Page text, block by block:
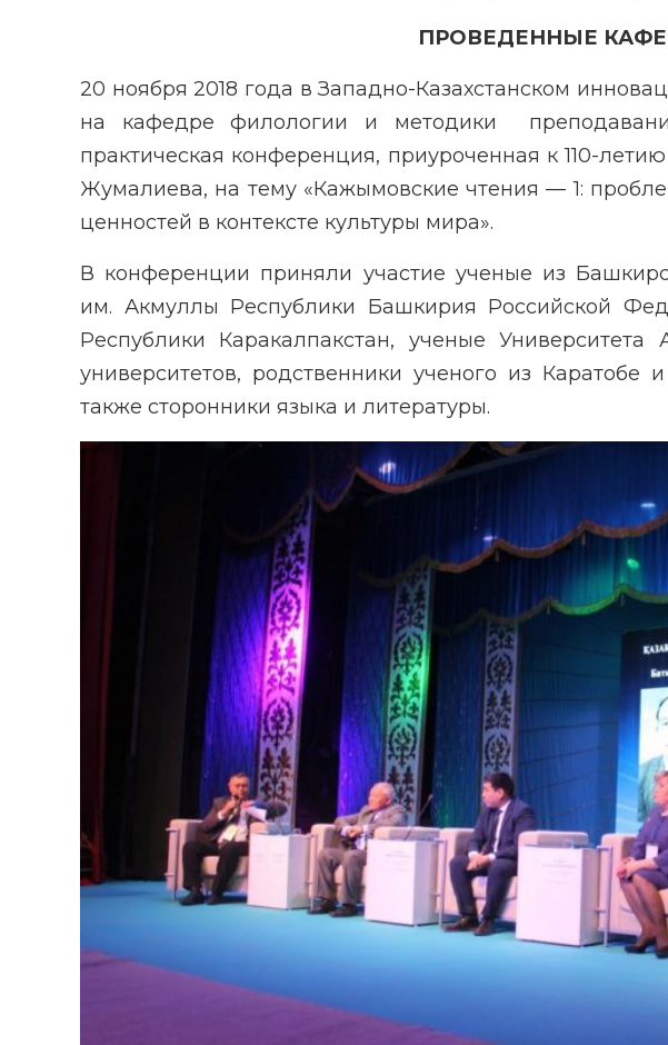
ПРОВЕДЕННЫЕ
20 ноября 2018 года в Западно-Казахстанском
на кафедре филологии и методики
практическая конференция, приуроченная к 110-
Жумалиева, на тему «Кажымовские чтения — 1:
ценностей в контексте культуры мира».
В конференции приняли участие ученые из
им. Акмуллы Республики Башкирия Российской
Республики Каракалпакстан, ученые
университетов, родственники ученого из Каратобе
также сторонники языка и литературы.